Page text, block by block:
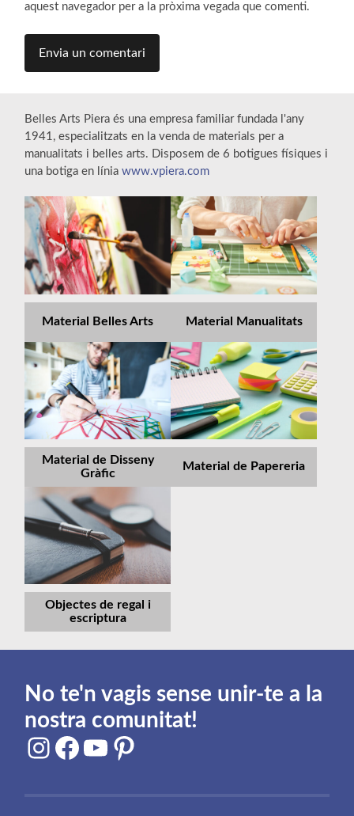
aquest navegador per a la pròxima vegada que comenti.
Belles Arts Piera és una empresa familiar fundada l'any
1941, especialitzats en la venda de materials per a
manualitats i belles arts. Disposem de 6 botigues físiques i
una botiga en líniawww.vpiera.com
Material Belles Arts Material Manualitats
Material de Disseny
Gràfic
Material de Papereria
Objectes de regal i
escriptura
No te'n vagis sense unir-te a la
nostra comunitat!
Instagram
Facebook
YouTube
Pinterest